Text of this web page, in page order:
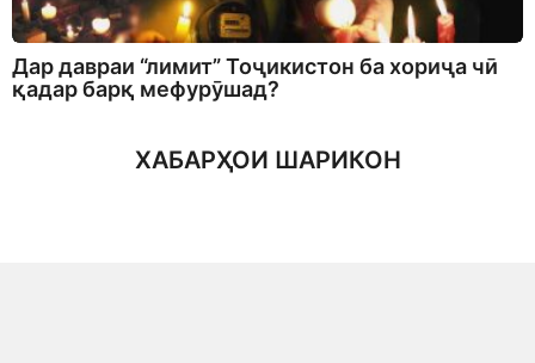
Дар давраи “лимит” Тоҷикистон ба хориҷа чӣ
қадар барқ мефурӯшад?
ХАБАРҲОИ ШАРИКОН